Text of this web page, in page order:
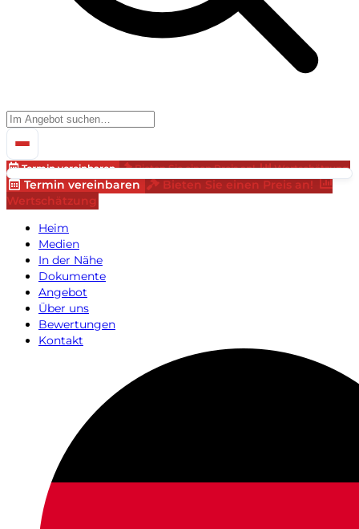
Termin vereinbaren Bieten Sie einen Preis an! Wertschätzung
Termin vereinbaren
Bieten Sie einen Preis an!
Wertschätzung
Heim
Medien
In der Nähe
Dokumente
Angebot
Über uns
Bewertungen
Kontakt